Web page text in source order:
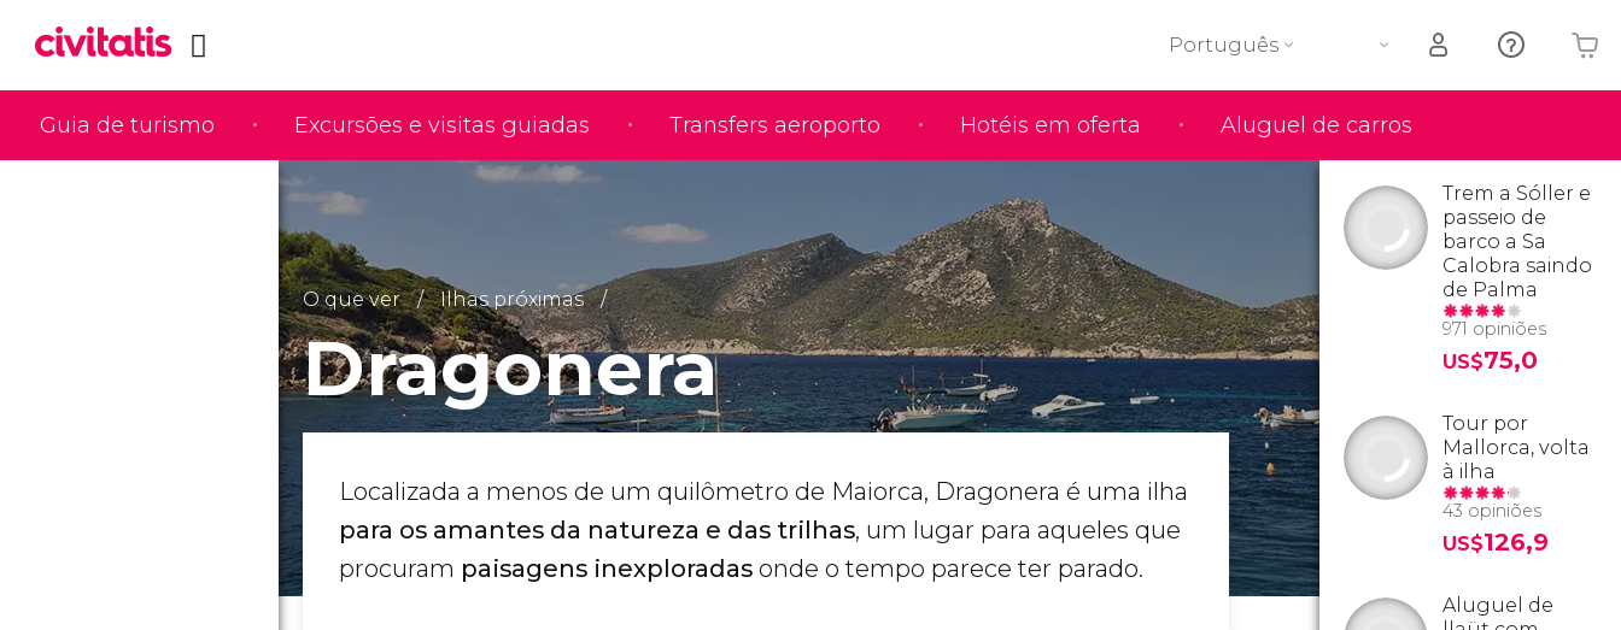
Guia de turismo Excursões e visitas guiadas Transfers aeroporto Hotéis em oferta Aluguel de carros
Português
O seu carrinho está vazio
O que ver Ilhas próximas
Dragonera
Localizada a menos de um quilômetro de Maiorca, Dragonera é uma ilha
para os amantes da natureza e das trilhas, um lugar para aqueles que
procuram paisagens inexploradas onde o tempo parece ter parado.
Trem a Sóller e
passeio de
barco a Sa
Calobra saindo
de Palma
971 opiniões
US$75,0
Tour por
Mallorca, volta
à ilha
43 opiniões
US$126,9
Aluguel de